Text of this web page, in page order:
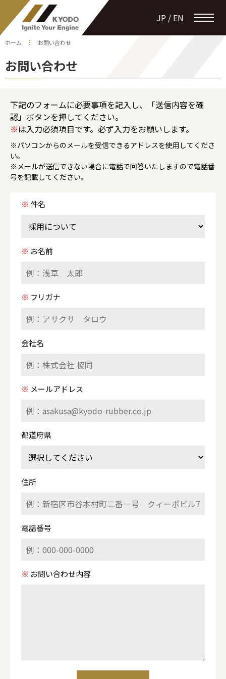
JP / EN
ホーム お問い合わせ
お問い合わせ
下記のフォームに必要事項を記入し、「送信内容を確
認」ボタンを押してください。
※は入力必須項目です。必ず入力をお願いします。
※パソコンからのメールを受信できるアドレスを使用してくださ
い。
※メールが送信できない場合に電話で回答いたしますので電話番
号を記載してください。
※ 件名
※ お名前
※ フリガナ
会社名
※ メールアドレス
都道府県
住所
電話番号
※ お問い合わせ内容